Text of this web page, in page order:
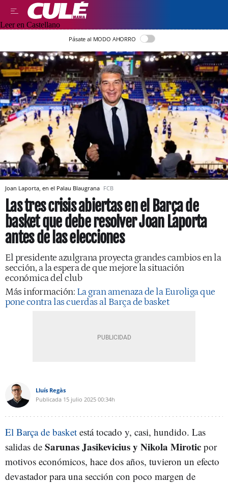
Leer en Castellano
Pásate al MODO AHORRO
Joan Laporta, en el Palau Blaugrana FCB
Las tres crisis abiertas en el Barça de
basket que debe resolver Joan Laporta
antes de las elecciones
El presidente azulgrana proyecta grandes cambios en la
sección, a la espera de que mejore la situación
económica del club
Más información: La gran amenaza de la Euroliga que
pone contra las cuerdas al Barça de basket
Lluís Regàs
Publicada 15 julio 2025 00:34h
El Barça de basket está tocado y, casi, hundido. Las
salidas de Sarunas Jasikevicius y Nikola Mirotic por
motivos económicos, hace dos años, tuvieron un efecto
devastador para una sección con poco margen de